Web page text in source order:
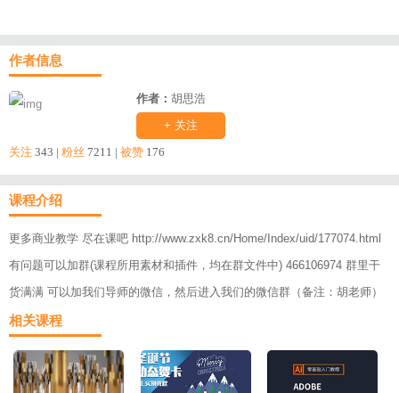
作者信息
作者：胡思浩
+ 关注
关注 343 | 粉丝 7211 | 被赞 176
课程介绍
更多商业教学 尽在课吧 http://www.zxk8.cn/Home/Index/uid/177074.html
有问题可以加群(课程所用素材和插件，均在群文件中) 466106974 群里干
货满满 可以加我们导师的微信，然后进入我们的微信群（备注：胡老师）
相关课程